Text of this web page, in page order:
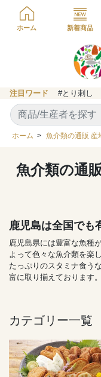
ホーム 新着商品
注目ワード #とり刺し
ホーム > 魚介類の通販 産
魚介類の通
鹿児島は全国でも
鹿児島県には豊富な魚種
よって色々な魚介類を楽
たっぷりのスタミナ食う
富に取り揃えております。
カテゴリー一覧